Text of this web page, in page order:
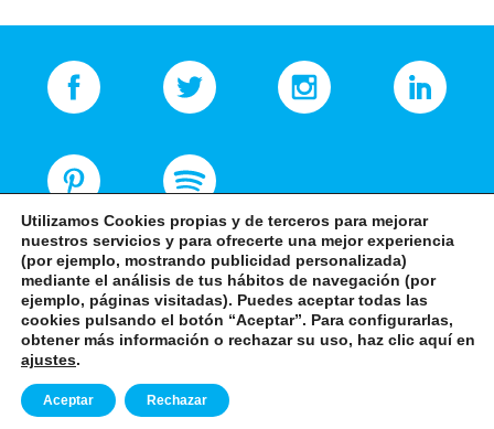
Aviso Legal-Política de privacidad
Utilizamos Cookies propias y de terceros para mejorar
nuestros servicios y para ofrecerte una mejor experiencia
(por ejemplo, mostrando publicidad personalizada)
mediante el análisis de tus hábitos de navegación (por
ejemplo, páginas visitadas). Puedes aceptar todas las
cookies pulsando el botón “Aceptar”. Para configurarlas,
obtener más información o rechazar su uso, haz clic aquí en
ajustes.
Aceptar Rechazar